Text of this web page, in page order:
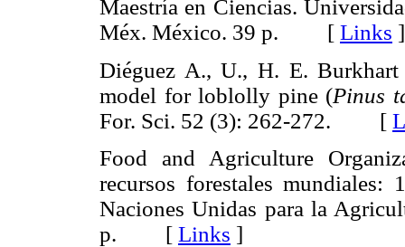
Maestría en Ciencias.
Méx. México. 39 p. [ Links ]
Diéguez A., U., H. E.
model for loblolly pine (Pinus
For. Sci. 52 (3): 262-272. [
Food and Agriculture
recursos forestales mundiales:
Naciones Unidas para la
p. [ Links ]